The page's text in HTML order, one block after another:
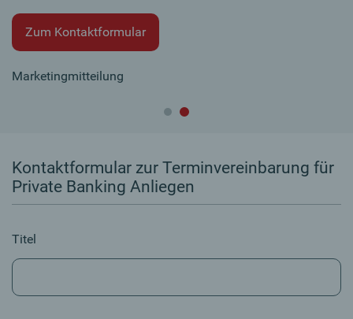
Zum Kontaktformular
Marketingmitteilung
Kontaktformular zur Terminvereinbarung für
Private Banking Anliegen
Titel